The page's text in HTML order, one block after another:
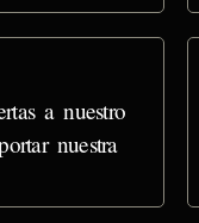
a nuestro
nuestra